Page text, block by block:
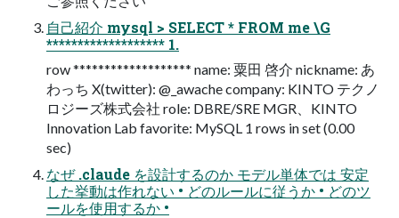
自己紹介 mysql > SELECT * FROM me \G
******************* 1.
row ******************* name: 粟田 啓介 nickname: あ
わっち X(twitter): @_awache company: KINTO テクノ
ロジーズ株式会社 role: DBRE/SRE MGR、KINTO
Innovation Lab favorite: MySQL 1 rows in set (0.00
sec)
なぜ .claude を設計するのか モデル単体では 安定
した挙動は作れない • どのルールに従うか • どのツ
ールを使用するか •